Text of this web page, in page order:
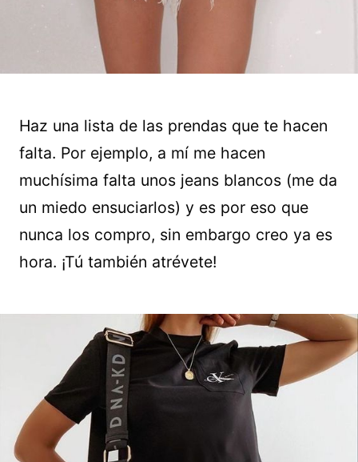
Haz una lista de las prendas que te hacen
falta. Por ejemplo, a mí me hacen
muchísima falta unos jeans blancos (me da
un miedo ensuciarlos) y es por eso que
nunca los compro, sin embargo creo ya es
hora. ¡Tú también atrévete!